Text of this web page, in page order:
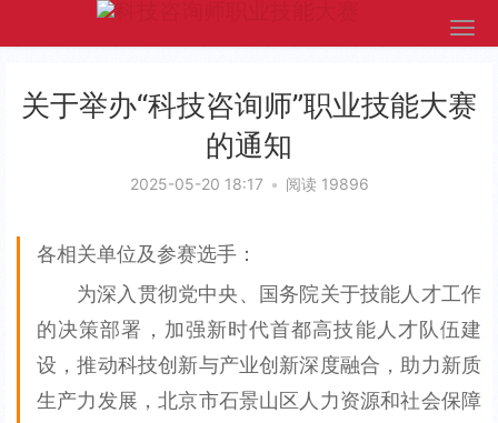
关于举办“科技咨询师”职业技能大赛
的通知
2025-05-20 18:17 • 阅读 19896
各相关单位及参赛选手：
为深入贯彻党中央、国务院关于技能人才工作
的决策部署，加强新时代首都高技能人才队伍建
设，推动科技创新与产业创新深度融合，助力新质
生产力发展，北京市石景山区人力资源和社会保障